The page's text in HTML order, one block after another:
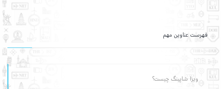
فهرست عناوین مهم
ویزا شاپینگ چیست؟